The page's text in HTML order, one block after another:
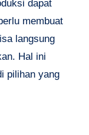
dapat
membuat
langsung
Hal ini
pilihan yang